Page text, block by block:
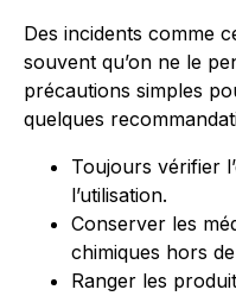
Des incidents comme
souvent qu’on ne le
précautions simples
quelques
Toujours vérifier
l’utilisation.
Conserver les
chimiques hors
Ranger les